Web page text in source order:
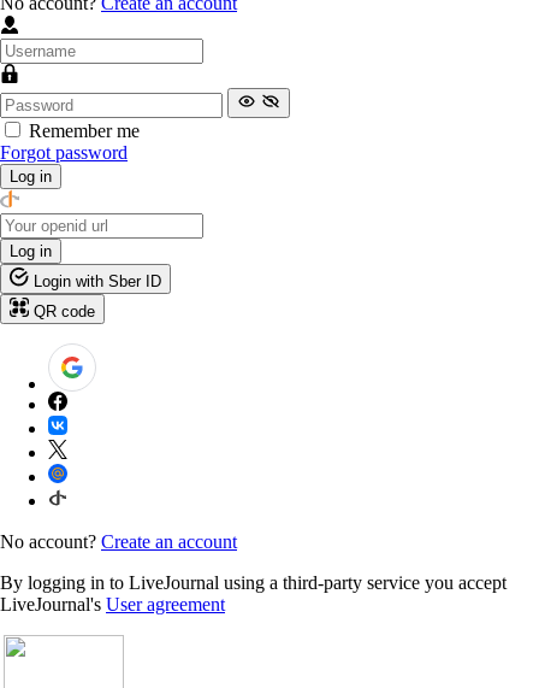
Remember me
Forgot password
Log in
Log in
Login with Sber ID
QR code
No account? Create an account
By logging in to LiveJournal using a third-party service you accept
LiveJournal's User agreement